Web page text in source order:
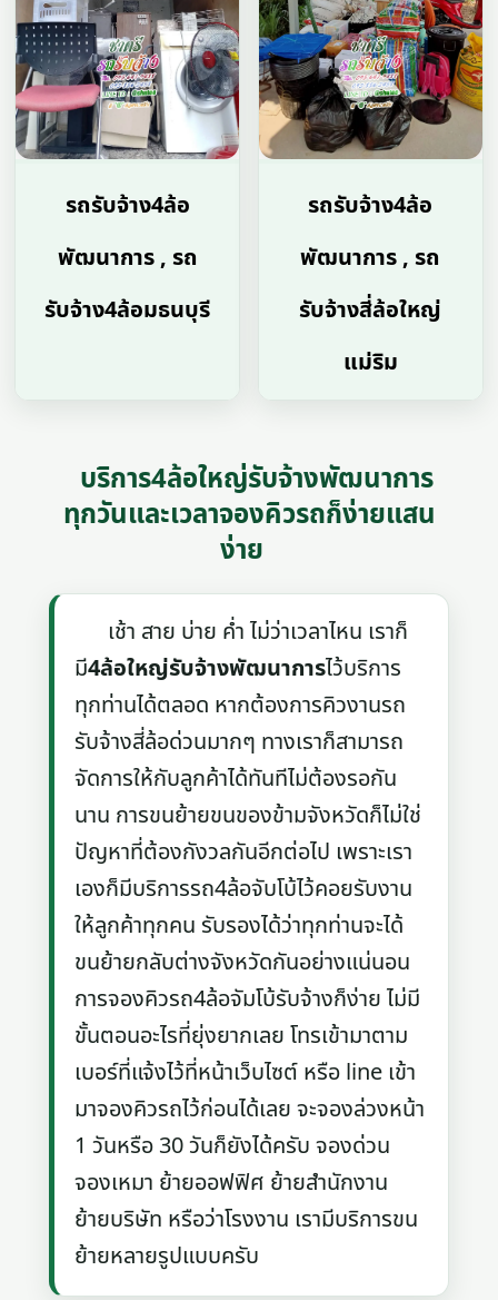
รถรับจ้าง4ล้อ
พัฒนาการ , รถ
รับจ้าง4ล้อมธนบุรี
รถรับจ้าง4ล้อ
พัฒนาการ , รถ
รับจ้างสี่ล้อใหญ่
แม่ริม
บริการ4ล้อใหญ่รับจ้างพัฒนาการ
ทุกวันและเวลาจองคิวรถก็ง่ายแสน
ง่าย
เช้า สาย บ่าย ค่ำ ไม่ว่าเวลาไหน เราก็
มี4ล้อใหญ่รับจ้างพัฒนาการไว้บริการ
ทุกท่านได้ตลอด หากต้องการคิวงานรถ
รับจ้างสี่ล้อด่วนมากๆ ทางเราก็สามารถ
จัดการให้กับลูกค้าได้ทันทีไม่ต้องรอกัน
นาน การขนย้ายขนของข้ามจังหวัดก็ไม่ใช่
ปัญหาที่ต้องกังวลกันอีกต่อไป เพราะเรา
เองก็มีบริการรถ4ล้อจับโบ้ไว้คอยรับงาน
ให้ลูกค้าทุกคน รับรองได้ว่าทุกท่านจะได้
ขนย้ายกลับต่างจังหวัดกันอย่างแน่นอน
การจองคิวรถ4ล้อจัมโบ้รับจ้างก็ง่าย ไม่มี
ขั้นตอนอะไรที่ยุ่งยากเลย โทรเข้ามาตาม
เบอร์ที่แจ้งไว้ที่หน้าเว็บไซต์ หรือ line เข้า
มาจองคิวรถไว้ก่อนได้เลย จะจองล่วงหน้า
1 วันหรือ 30 วันก็ยังได้ครับ จองด่วน
จองเหมา ย้ายออฟฟิศ ย้ายสำนักงาน
ย้ายบริษัท หรือว่าโรงงาน เรามีบริการขน
ย้ายหลายรูปแบบครับ